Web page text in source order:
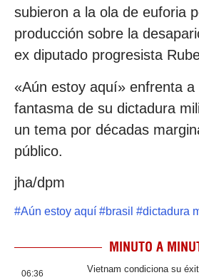
subieron a la ola de euforia
producción sobre la
ex diputado progresista
«Aún estoy aquí» enfrenta a
fantasma de su dictadura
un tema por décadas
público.
jha/dpm
#Aún estoy aquí #brasil #dictadura
MINUTO A
06:36 Vietnam condiciona su